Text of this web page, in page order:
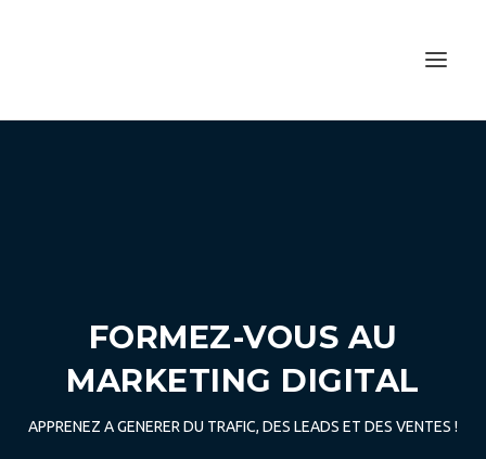
FORMEZ-VOUS AU
MARKETING DIGITAL
APPRENEZ A GENERER DU TRAFIC, DES LEADS ET DES VENTES !